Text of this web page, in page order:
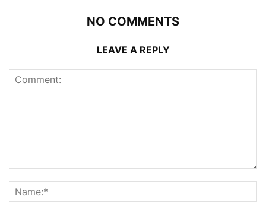
NO COMMENTS
LEAVE A REPLY